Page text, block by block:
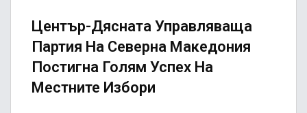
Център-Дясната Управляваща
Партия На Северна Македония
Постигна Голям Успех На
Местните Избори